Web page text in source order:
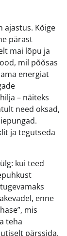
ajastus. Kõige
pärast
mai lõpu ja
mil põõsas
energiat
– näiteks
need oksad,
ja tegutseda
kui teed
enne
mis
teha
pärssida,